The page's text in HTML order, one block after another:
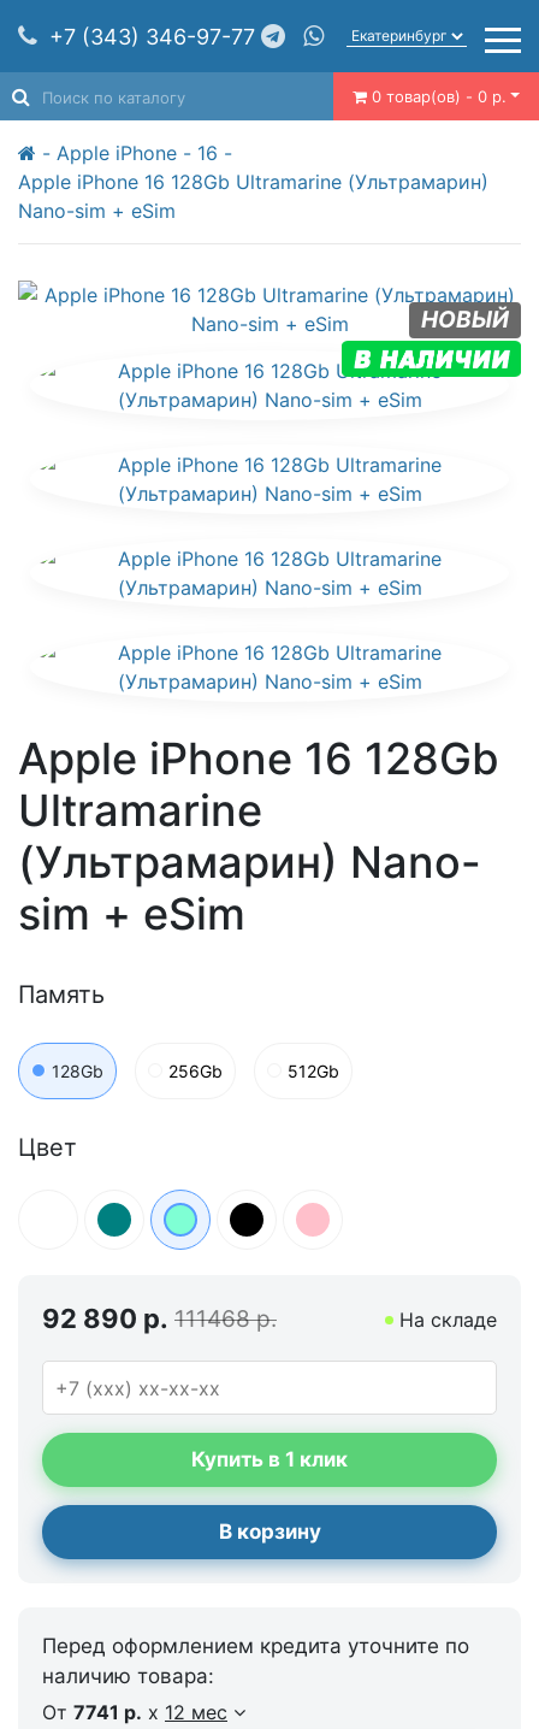
+7 (343) 346-97-77
0 товар(ов) - 0 р.
Apple iPhone
16
Apple iPhone 16 128Gb Ultramarine (Ультрамарин)
Nano-sim + eSim
НОВЫЙ
Apple iPhone 16 128Gb
Ultramarine
(Ультрамарин) Nano-
sim + eSim
Память
128Gb 256Gb 512Gb
Цвет
92 890 р. 111468 р. На складе
Купить в 1 клик
В корзину
Перед оформлением кредита уточните по
наличию товара:
От 7741 р. x 12 мес